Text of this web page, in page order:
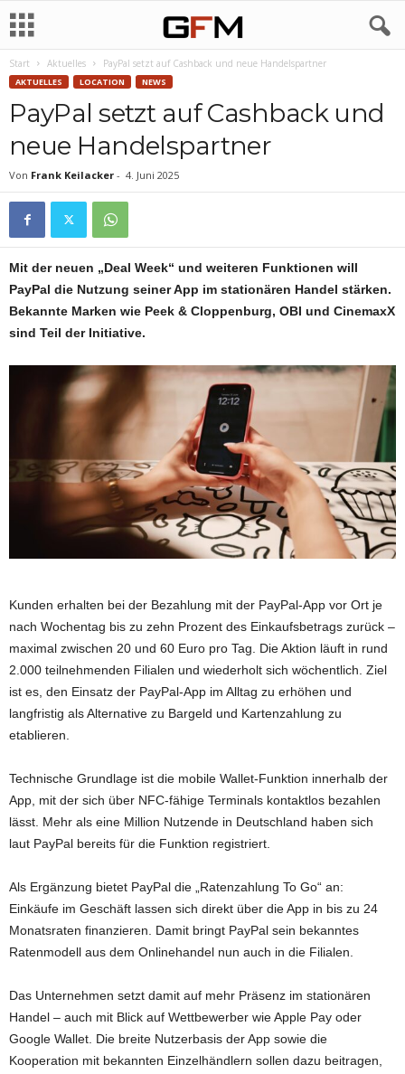
Start Aktuelles PayPal setzt auf Cashback und neue Handelspartner
AKTUELLES LOCATION NEWS
PayPal setzt auf Cashback und
neue Handelspartner
Von Frank Keilacker - 4. Juni 2025
Mit der neuen „Deal Week“ und weiteren Funktionen will
PayPal die Nutzung seiner App im stationären Handel stärken.
Bekannte Marken wie Peek & Cloppenburg, OBI und CinemaxX
sind Teil der Initiative.
Kunden erhalten bei der Bezahlung mit der PayPal-App vor Ort je
nach Wochentag bis zu zehn Prozent des Einkaufsbetrags zurück –
maximal zwischen 20 und 60 Euro pro Tag. Die Aktion läuft in rund
2.000 teilnehmenden Filialen und wiederholt sich wöchentlich. Ziel
ist es, den Einsatz der PayPal-App im Alltag zu erhöhen und
langfristig als Alternative zu Bargeld und Kartenzahlung zu
etablieren.
Technische Grundlage ist die mobile Wallet-Funktion innerhalb der
App, mit der sich über NFC-fähige Terminals kontaktlos bezahlen
lässt. Mehr als eine Million Nutzende in Deutschland haben sich
laut PayPal bereits für die Funktion registriert.
Als Ergänzung bietet PayPal die „Ratenzahlung To Go“ an:
Einkäufe im Geschäft lassen sich direkt über die App in bis zu 24
Monatsraten finanzieren. Damit bringt PayPal sein bekanntes
Ratenmodell aus dem Onlinehandel nun auch in die Filialen.
Das Unternehmen setzt damit auf mehr Präsenz im stationären
Handel – auch mit Blick auf Wettbewerber wie Apple Pay oder
Google Wallet. Die breite Nutzerbasis der App sowie die
Kooperation mit bekannten Einzelhändlern sollen dazu beitragen,